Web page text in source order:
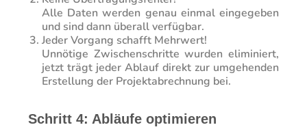
Alle Daten werden genau einmal eingegeben
und sind dann überall verfügbar.
Jeder Vorgang schafft Mehrwert!
Unnötige Zwischenschritte wurden eliminiert,
jetzt trägt jeder Ablauf direkt zur umgehenden
Erstellung der Projektabrechnung bei.
Schritt 4: Abläufe optimieren